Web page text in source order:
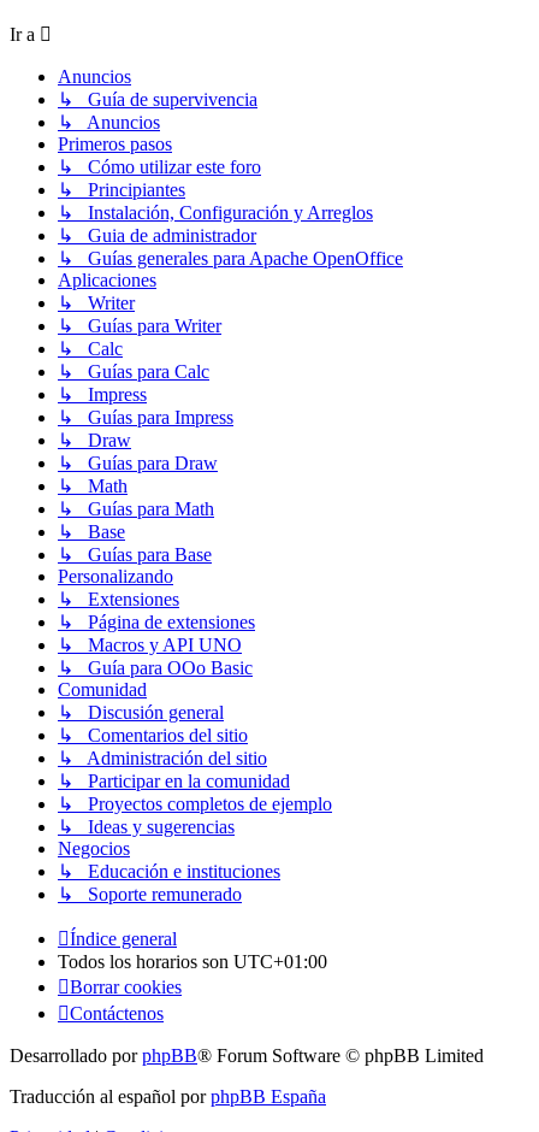
Ir a
Anuncios
↳ Guía de supervivencia
↳ Anuncios
Primeros pasos
↳ Cómo utilizar este foro
↳ Principiantes
↳ Instalación, Configuración y Arreglos
↳ Guia de administrador
↳ Guías generales para Apache OpenOffice
Aplicaciones
↳ Writer
↳ Guías para Writer
↳ Calc
↳ Guías para Calc
↳ Impress
↳ Guías para Impress
↳ Draw
↳ Guías para Draw
↳ Math
↳ Guías para Math
↳ Base
↳ Guías para Base
Personalizando
↳ Extensiones
↳ Página de extensiones
↳ Macros y API UNO
↳ Guía para OOo Basic
Comunidad
↳ Discusión general
↳ Comentarios del sitio
↳ Administración del sitio
↳ Participar en la comunidad
↳ Proyectos completos de ejemplo
↳ Ideas y sugerencias
Negocios
↳ Educación e instituciones
↳ Soporte remunerado
Índice general
Todos los horarios son UTC+01:00
Borrar cookies
Contáctenos
Desarrollado porphpBB® Forum Software © phpBB Limited
Traducción al español porphpBB España